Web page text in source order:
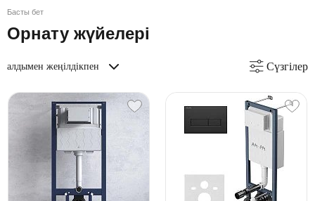
Басты бет
Орнату жүйелері
алдымен жеңілдікпен Сүзгілер